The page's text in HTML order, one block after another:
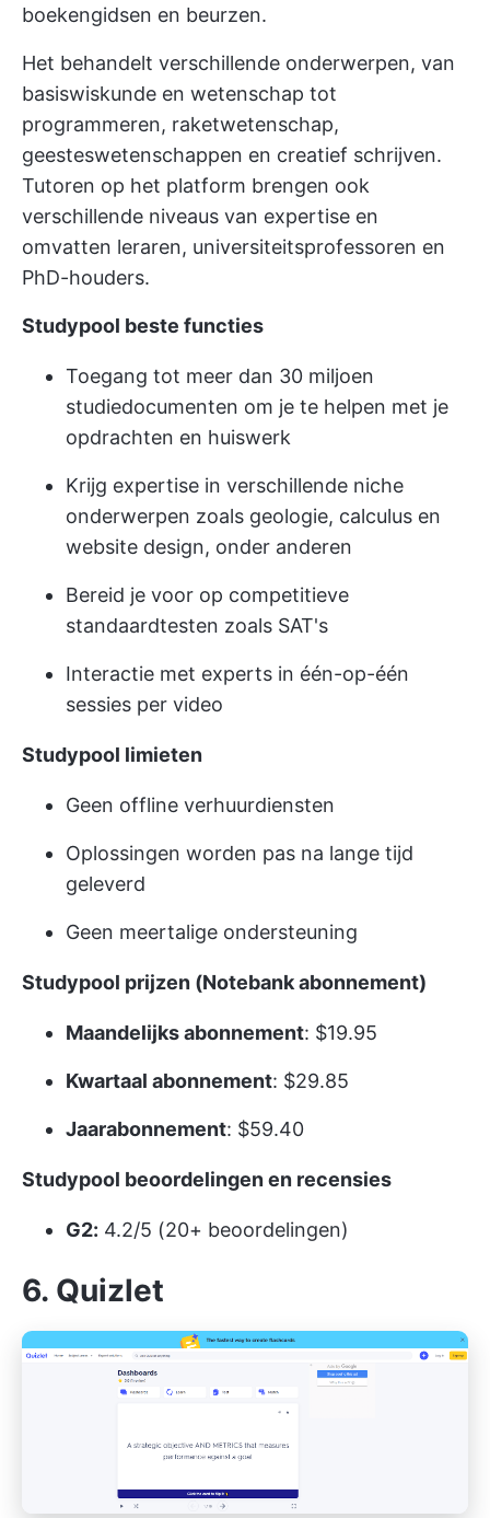
boekengidsen en beurzen.
Het behandelt verschillende onderwerpen, van
basiswiskunde en wetenschap tot
programmeren, raketwetenschap,
geesteswetenschappen en creatief schrijven.
Tutoren op het platform brengen ook
verschillende niveaus van expertise en
omvatten leraren, universiteitsprofessoren en
PhD-houders.
Studypool beste functies
Toegang tot meer dan 30 miljoen
studiedocumenten om je te helpen met je
opdrachten en huiswerk
Krijg expertise in verschillende niche
onderwerpen zoals geologie, calculus en
website design, onder anderen
Bereid je voor op competitieve
standaardtesten zoals SAT's
Interactie met experts in één-op-één
sessies per video
Studypool limieten
Geen offline verhuurdiensten
Oplossingen worden pas na lange tijd
geleverd
Geen meertalige ondersteuning
Studypool prijzen (Notebank abonnement)
Maandelijks abonnement: $19.95
Kwartaal abonnement: $29.85
Jaarabonnement: $59.40
Studypool beoordelingen en recensies
G2: 4.2/5 (20+ beoordelingen)
6. Quizlet